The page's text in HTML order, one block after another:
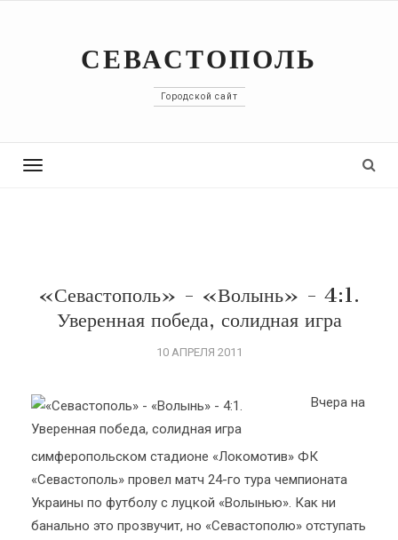
СЕВАСТОПОЛЬ
Городской сайт
Toggle
«Севастополь» - «Волынь» - 4:1.
Уверенная победа, солидная игра
10 АПРЕЛЯ 2011
Вчера на
симферопольском стадионе «Локомотив» ФК
«Севастополь» провел матч 24-го тура чемпионата
Украины по футболу с луцкой «Волынью». Как ни
банально это прозвучит, но «Севастополю» отступать